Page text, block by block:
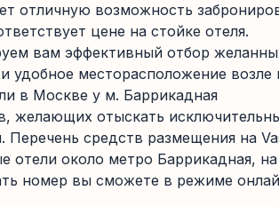
отличную возможность
цене на стойке отеля.
вам эффективный отбор
удобное месторасположение возле
в Москве у м. Баррикадная
желающих отыскать
Перечень средств размещения на
отели около метро Баррикадная,
номер вы сможете в режиме